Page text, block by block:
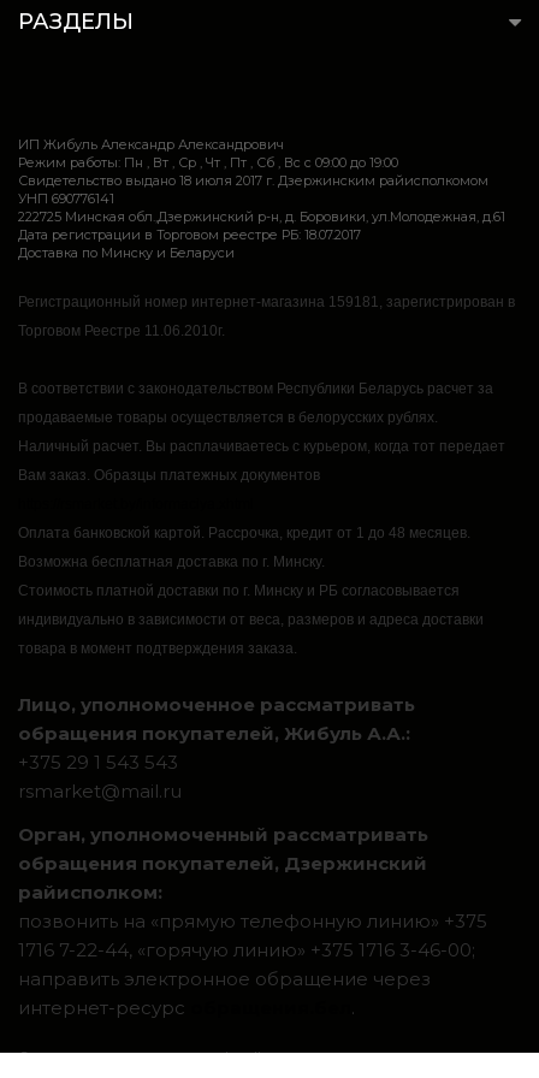
РАЗДЕЛЫ
ИП Жибуль Александр Александрович
Режим работы: Пн , Вт , Ср , Чт , Пт , Сб , Вс c 09:00 до 19:00
Свидетельство выдано 18 июля 2017 г. Дзержинским райисполкомом
УНП 690776141
222725 Минская обл.,Дзержинский р-н, д. Боровики, ул.Молодежная, д.61
Дата регистрации в Торговом реестре РБ: 18.07.2017
Доставка по Минску и Беларуси
Регистрационный номер интернет-магазина 159181, зарегистрирован в
Торговом Реестре 11.06.2010г.
В соответствии с законодательством Республики Беларусь расчет за
продаваемые товары осуществляется в белорусских рублях.
Наличный расчет. Вы расплачиваетесь с курьером, когда тот передает
Вам заказ. Образцы платежных документов
Оплата банковской картой. Рассрочка, кредит от 1 до 48 месяцев.
Возможна бесплатная доставка по г. Минску.
Стоимость платной доставки по г. Минску и РБ согласовывается
индивидуально в зависимости от веса, размеров и адреса доставки
товара в момент подтверждения заказа.
Лицо, уполномоченное рассматривать
обращения покупателей, Жибуль А.А.:
+375 29 1 543 543
rsmarket@mail.ru
Орган, уполномоченный рассматривать
обращения покупателей, Дзержинский
райисполком:
позвонить на «прямую телефонную линию» +375
1716 7-22-44, «горячую линию» +375 1716 3-46-00;
направить электронное обращение через
интернет-ресурс
.
Система интернет-магазинов beseller